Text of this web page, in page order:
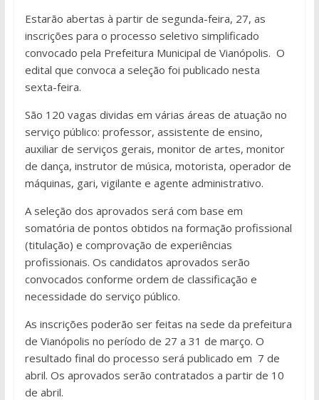
Estarão abertas à partir de segunda-feira, 27, as
inscrições para o processo seletivo simplificado
convocado pela Prefeitura Municipal de Vianópolis. O
edital que convoca a seleção foi publicado nesta
sexta-feira.
São 120 vagas dividas em várias áreas de atuação no
serviço público: professor, assistente de ensino,
auxiliar de serviços gerais, monitor de artes, monitor
de dança, instrutor de música, motorista, operador de
máquinas, gari, vigilante e agente administrativo.
A seleção dos aprovados será com base em
somatória de pontos obtidos na formação profissional
(titulação) e comprovação de experiências
profissionais. Os candidatos aprovados serão
convocados conforme ordem de classificação e
necessidade do serviço público.
As inscrições poderão ser feitas na sede da prefeitura
de Vianópolis no período de 27 a 31 de março. O
resultado final do processo será publicado em 7 de
abril. Os aprovados serão contratados a partir de 10
de abril.